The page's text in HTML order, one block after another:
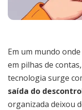
Em um mundo
em pilhas de
tecnologia surge
saída do
organizada deixou